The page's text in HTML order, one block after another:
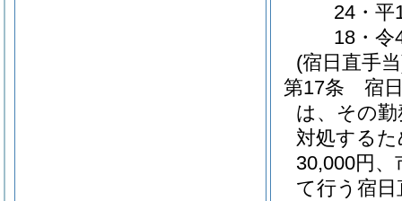
24・平
18・令
(宿日直手
第17条
宿
は、その
対処する
30,000円
て行う宿